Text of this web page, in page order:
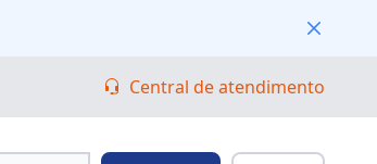
Fechar
Central de atendimento